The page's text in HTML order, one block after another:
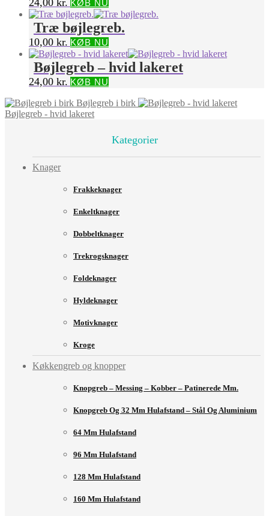
24,00 kr. KØB NU
Træ bøjlegreb.
10,00 kr. KØB NU
Bøjlegreb – hvid lakeret
24,00 kr. KØB NU
Bøjlegreb i birk
Bøjlegreb - hvid lakeret
Kategorier
Knager
Frakkeknager
Enkeltknager
Dobbeltknager
Trekrogsknager
Foldeknager
Hyldeknager
Motivknager
Kroge
Køkkengreb og knopper
Knopgreb – Messing – Kobber – Patinerede Mm.
Knopgreb Og 32 Mm Hulafstand – Stål Og Aluminium
64 Mm Hulafstand
96 Mm Hulafstand
128 Mm Hulafstand
160 Mm Hulafstand